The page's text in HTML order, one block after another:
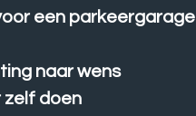
een parkeergarage
naar wens
zelf doen